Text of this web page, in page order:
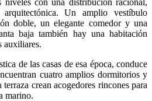
Un amplio vestíbulo
doble, un elegante comedor y una
baja también hay una habitación
auxiliares.
de las casas de esa época, conduce
cuatro amplios dormitorios y
crean acogedores rincones para
marino.